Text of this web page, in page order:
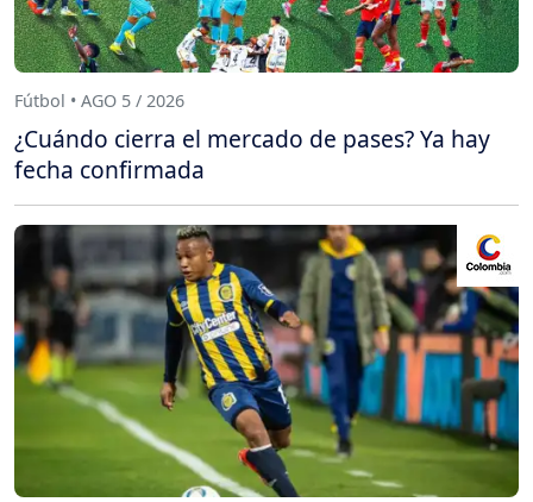
Fútbol • AGO 5 / 2026
¿Cuándo cierra el mercado de pases? Ya hay
fecha confirmada